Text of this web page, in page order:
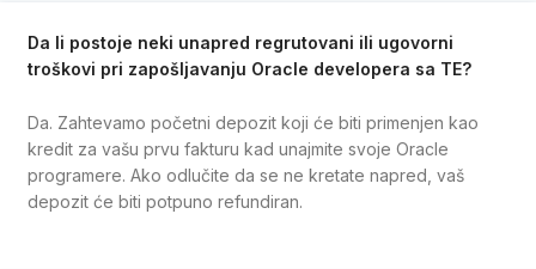
Da li postoje neki unapred regrutovani ili ugovorni
troškovi pri zapošljavanju Oracle developera sa TE?
Da. Zahtevamo početni depozit koji će biti primenjen kao
kredit za vašu prvu fakturu kad unajmite svoje Oracle
programere. Ako odlučite da se ne kretate napred, vaš
depozit će biti potpuno refundiran.